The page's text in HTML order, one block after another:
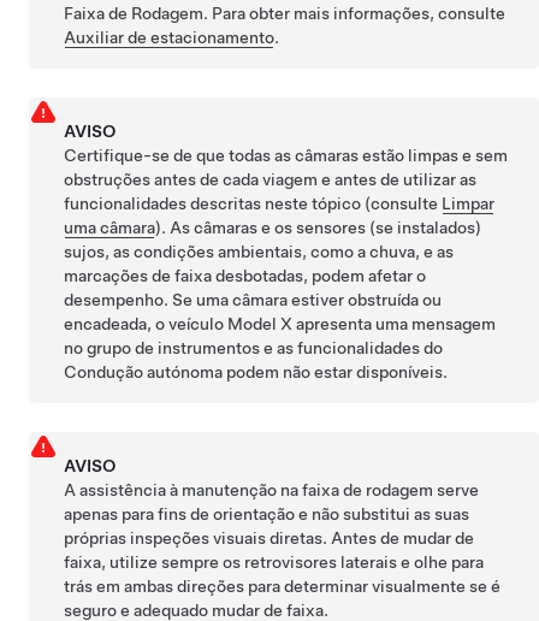
Faixa de Rodagem. Para obter mais informações, consulte
Auxiliar de estacionamento.
AVISO
Certifique-se de que todas as câmaras estão limpas e sem
obstruções antes de cada viagem e antes de utilizar as
funcionalidades descritas neste tópico (consulte Limpar
uma câmara). As câmarase os sensores (se instalados)
sujos, as condições ambientais, como a chuva, e as
marcações de faixa desbotadas, podem afetar o
desempenho. Se uma câmara estiver obstruída ou
encadeada, o veículo Model X apresenta uma mensagem
nogrupo de instrumentose as funcionalidades do
Condução autónoma podem não estar disponíveis.
AVISO
A assistência à manutenção na faixa de rodagem serve
apenas para fins de orientação e não substitui as suas
próprias inspeções visuais diretas. Antes de mudar de
faixa, utilize sempre os retrovisores laterais e olhe para
trás em ambas direções para determinar visualmente se é
seguro e adequado mudar de faixa.